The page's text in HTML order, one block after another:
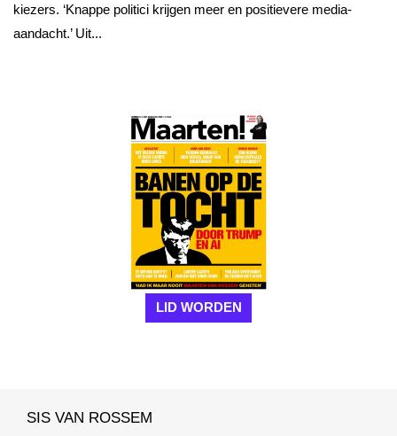
kiezers. ‘Knappe politici krijgen meer en positievere media-
aandacht.’ Uit...
LID WORDEN
SIS VAN ROSSEM